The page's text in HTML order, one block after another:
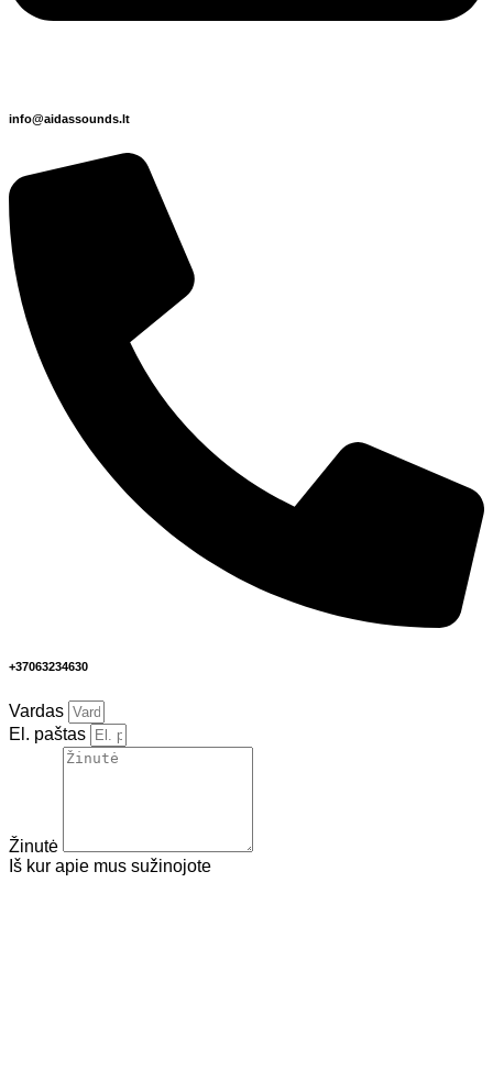
info@aidassounds.lt
+37063234630
Vardas
El. paštas
Žinutė
Iš kur apie mus sužinojote